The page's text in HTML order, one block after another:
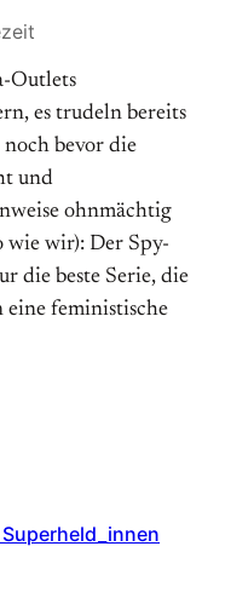
Outlets
es trudeln bereits
bevor die
und
ohnmächtig
wie wir): Der Spy-
die beste Serie, die
eine feministische